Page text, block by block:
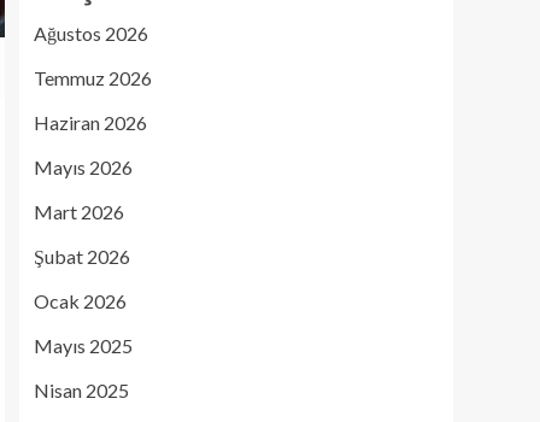
Ağustos 2026
Temmuz 2026
Haziran 2026
Mayıs 2026
Mart 2026
Şubat 2026
Ocak 2026
Mayıs 2025
Nisan 2025